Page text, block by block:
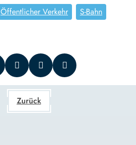
Öffentlicher Verkehr
S-Bahn
Zurück